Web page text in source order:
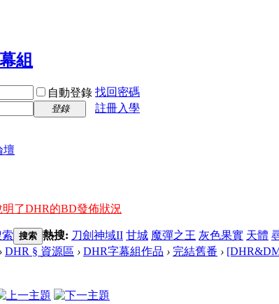
自動登錄 找回密碼
登錄
註冊入學
壇
明了DHR的BD發佈狀況
搜索 熱搜: 刀劍神域II 甘城 魔彈之王 灰色果實 天體
› DHR § 資源區 › DHR字幕組作品 › 完結舊番 ›